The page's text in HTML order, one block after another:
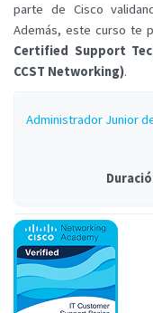
parte de Cisco
Además, este curso te
Certified Support
CCST Networking).
Administrador Junior